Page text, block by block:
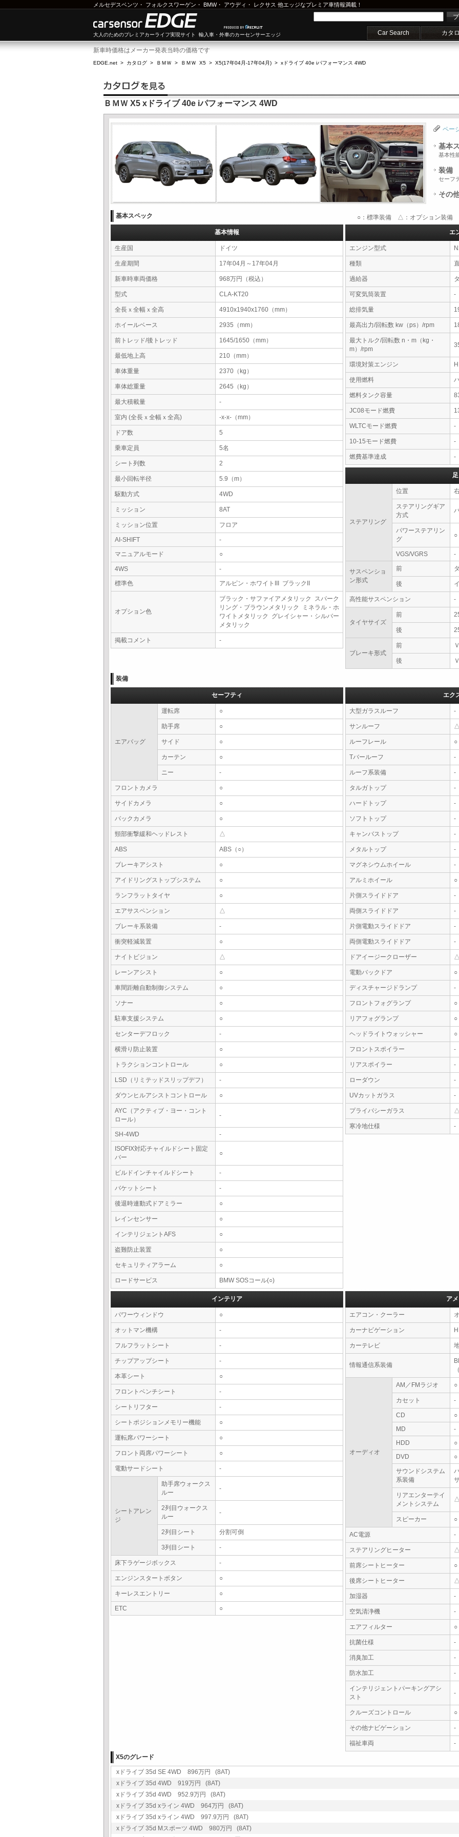
メルセデスベンツ ・ フォルクスワーゲン ・ BMW・ アウディ ・ レクサス 他エッジなプレミア車情報満載！
大人のためのプレミアカーライフ実現サイト 輸入車・外車のカーセンサーエッジ Car Search カタ
新車時価格はメーカー発表当時の価格です
EDGE.net > カタログ > ＢＭＷ > ＢＭＷ X5 > X5(17年04月-17年04月) > xドライブ 40e iパフォーマンス 4WD
ＢＭＷ X5 xドライブ 40e iパフォーマンス 4WD
ペー
基本
基本性
装備
セーフ
その
基本スペック ○：標準装備 △：オプション装備 -
基本情報
生産国 ドイツ
生産期間 17年04月～17年04月
新車時車両価格 968万円（税込）
型式 CLA-KT20
全長ｘ全幅ｘ全高 4910x1940x1760（mm）
ホイールベース 2935（mm）
前トレッド/後トレッド 1645/1650（mm）
最低地上高 210（mm）
車体重量 2370（kg）
車体総重量 2645（kg）
最大積載量 -
室内 (全長ｘ全幅ｘ全高) -x-x-（mm）
ドア数 5
乗車定員 5名
シート列数 2
最小回転半径 5.9（m）
駆動方式 4WD
ミッション 8AT
ミッション位置 フロア
AI-SHIFT
-
マニュアルモード
○
4WS
-
標準色
アルピン・ホワイトIII ブラックII
オプション色
ブラック・サファイアメタリック スパーク
リング・ブラウンメタリック ミネラル・ホ
ワイトメタリック グレイシャー・シルバー
メタリック
掲載コメント -
エ
エンジン型式
種類
過給器
可変気筒装置 -
総排気量
最高出力/回転数 kw（ps）/rpm
最大トルク/回転数 n・m（kg・
m）/rpm
環境対策エンジン
使用燃料
燃料タンク容量
JC08モード燃費
WLTCモード燃費 -
10-15モード燃費 -
燃費基準達成 -
ステアリング
位置
ステアリングギア
方式
パワーステアリン
グ
○
VGS/VGRS -
サスペンショ
ン形式
前
後
高性能サスペンション -
タイヤサイズ
前
後
ブレーキ形式
前
後
装備
セーフティ
エアバッグ
運転席 ○
助手席 ○
サイド ○
カーテン ○
ニー -
フロントカメラ ○
サイドカメラ ○
バックカメラ ○
頸部衝撃緩和ヘッドレスト △
ABS ABS（○）
ブレーキアシスト ○
アイドリングストップシステム ○
ランフラットタイヤ ○
エアサスペンション △
ブレーキ系装備 -
衝突軽減装置 ○
ナイトビジョン △
レーンアシスト ○
車間距離自動制御システム ○
ソナー ○
駐車支援システム ○
センターデフロック -
横滑り防止装置 ○
トラクションコントロール ○
LSD（リミテッドスリップデフ） -
ダウンヒルアシストコントロール ○
AYC（アクティブ・ヨー・コント
ロール）
-
SH-4WD
-
ISOFIX対応チャイルドシート固定
バー
○
ビルドインチャイルドシート -
バケットシート -
後退時連動式ドアミラー ○
レインセンサー ○
インテリジェントAFS ○
盗難防止装置 ○
セキュリティアラーム ○
ロードサービス BMW SOSコール(○)
エク
大型ガラスルーフ -
サンルーフ
ルーフレール ○
Tバールーフ -
ルーフ系装備 -
タルガトップ -
ハードトップ -
ソフトトップ -
キャンバストップ -
メタルトップ -
マグネシウムホイール -
アルミホイール ○
片側スライドドア -
両側スライドドア -
片側電動スライドドア -
両側電動スライドドア -
ドアイージークローザー
電動バックドア ○
ディスチャージドランプ -
フロントフォグランプ ○
リアフォグランプ ○
ヘッドライトウォッシャー ○
フロントスポイラー -
リアスポイラー -
ローダウン -
UVカットガラス -
プライバシーガラス
寒冷地仕様 -
インテリア
パワーウィンドウ ○
オットマン機構 -
フルフラットシート -
チップアップシート -
本革シート ○
フロントベンチシート -
シートリフター -
シートポジションメモリー機能 ○
運転席パワーシート ○
フロント両席パワーシート ○
電動サードシート -
シートアレン
ジ
助手席ウォークス
ルー
-
2列目ウォークス
ルー
-
2列目シート 分割可倒
3列目シート -
床下ラゲージボックス -
エンジンスタートボタン ○
キーレスエントリー ○
ETC ○
ア
エアコン・クーラー
カーナビゲーション
カーテレビ
情報通信系装備
オーディオ
AM／FMラジオ ○
カセット -
CD
○
MD
-
HDD
○
DVD
○
サウンドシステム
系装備
リアエンターテイ
メントシステム
スピーカー ○
AC電源 -
ステアリングヒーター
前席シートヒーター ○
後席シートヒーター
加湿器 -
空気清浄機 -
エアフィルター ○
抗菌仕様 -
消臭加工 -
防水加工 -
インテリジェントパーキングアシ
スト
-
クルーズコントロール ○
その他ナビゲーション -
福祉車両
-
X5のグレード
xドライブ 35d SE 4WD 896万円 (8AT)
xドライブ 35d 4WD 919万円 (8AT)
xドライブ 35d 4WD 952.9万円 (8AT)
xドライブ 35d xライン 4WD 964万円 (8AT)
xドライブ 35d xライン 4WD 997.9万円 (8AT)
xドライブ 35d Mスポーツ 4WD 980万円 (8AT)